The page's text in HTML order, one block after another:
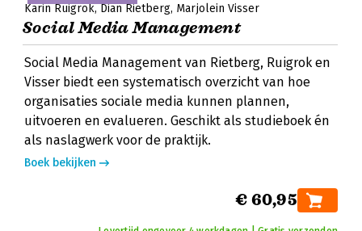
Karin Ruigrok Dian Rietberg Marjolein Visser
Social Media Management
Social Media Management van Rietberg, Ruigrok en
Visser biedt een systematisch overzicht van hoe
organisaties sociale media kunnen plannen,
uitvoeren en evalueren. Geschikt als studieboek én
als naslagwerk voor de praktijk.
Boek bekijken
€ 60,95